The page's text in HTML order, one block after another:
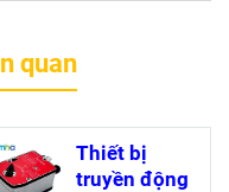
quan
Thiết bị
truyền động